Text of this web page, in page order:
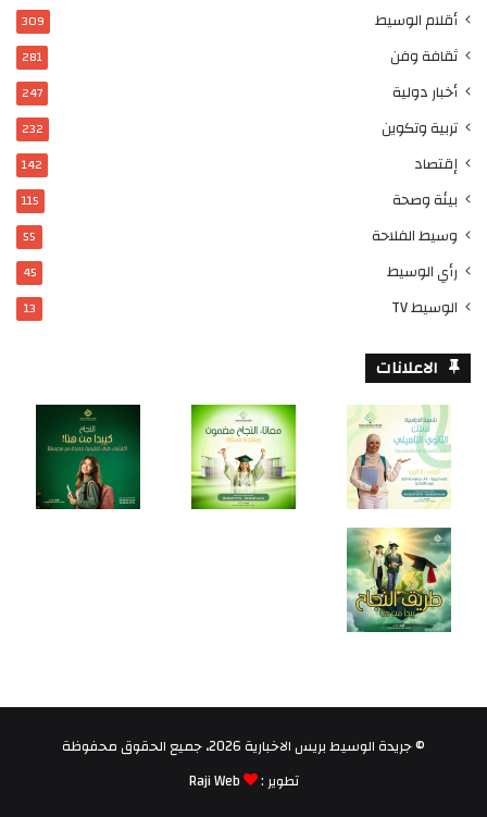
أقلام الوسيط 309
ثقافة وفن 281
أخبار دولية 247
تربية وتكوين 232
إقتصاد 142
بيئة وصحة 115
وسيط الفلاحة 55
رأي الوسيط 45
الوسيط TV 13
الاعلانات
© جريدة الوسيط بريس الاخبارية 2026، جميع الحقوق محفوظة
تطوير :
Raji Web